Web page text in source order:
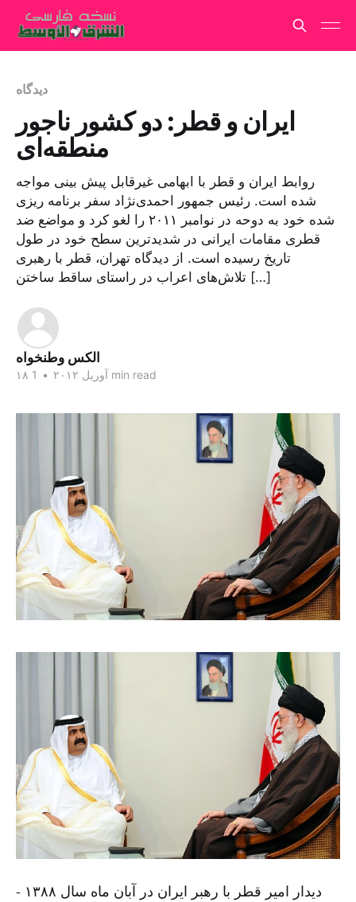
دیدگاه
ایران و قطر: دو کشور ناجور
منطقه‌ای
روابط ایران و قطر با ابهامی غیرقابل پیش بینی مواجه
شده است. رئیس جمهور احمدی‌نژاد سفر برنامه ریزی
شده خود به دوحه در نوامبر ۲۰۱۱ را لغو کرد و مواضع ضد
قطری مقامات ایرانی در شدیدترین سطح خود در طول
تاریخ رسیده است. از دیدگاه تهران، قطر با رهبری
تلاش‌های اعراب در راستای ساقط ساختن […]
الکس وطنخواه
۱۸ آوریل ۲۰۱۲ • 1 min read
دیدار امیر قطر با رهبر ایران در آبان ماه سال ۱۳۸۸ -